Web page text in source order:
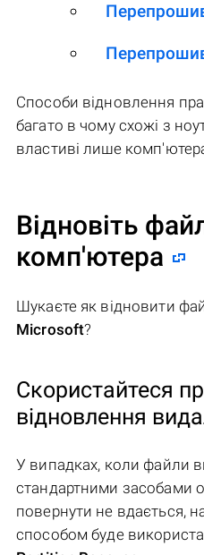
Способи відновлення
багато в чому схожі з
властиві лише
Відновіть
комп'ютера
Шукаєте як відновити
Microsoft?
Скористайтеся
відновлення
У випадках, коли файли
стандартними засобами
повернути не вдається,
способом буде